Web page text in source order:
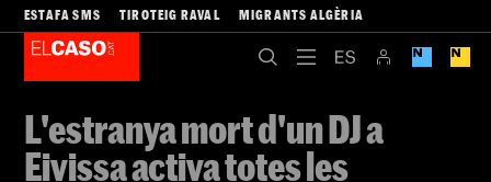
ESTAFA SMS TIROTEIG RAVAL MIGRANTS ALGÈRIA
L'estranya mort d'un DJ a
Eivissa activa totes les